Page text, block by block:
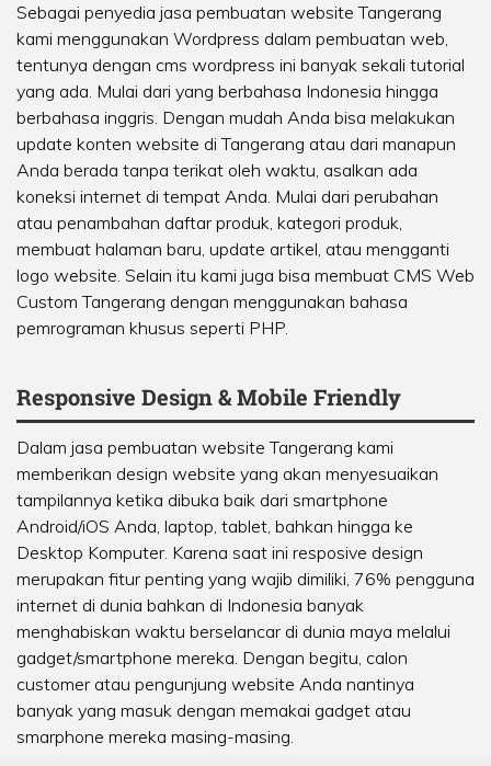
Sebagai penyedia jasa pembuatan website Tangerang
kami menggunakan Wordpress dalam pembuatan web,
tentunya dengan cms wordpress ini banyak sekali tutorial
yang ada. Mulai dari yang berbahasa Indonesia hingga
berbahasa inggris. Dengan mudah Anda bisa melakukan
update konten website di Tangerang atau dari manapun
Anda berada tanpa terikat oleh waktu, asalkan ada
koneksi internet di tempat Anda. Mulai dari perubahan
atau penambahan daftar produk, kategori produk,
membuat halaman baru, update artikel, atau mengganti
logo website. Selain itu kami juga bisa membuat CMS Web
Custom Tangerang dengan menggunakan bahasa
pemrograman khusus seperti PHP.
Responsive Design & Mobile Friendly
Dalam jasa pembuatan website Tangerang kami
memberikan design website yang akan menyesuaikan
tampilannya ketika dibuka baik dari smartphone
Android/iOS Anda, laptop, tablet, bahkan hingga ke
Desktop Komputer. Karena saat ini resposive design
merupakan fitur penting yang wajib dimiliki, 76% pengguna
internet di dunia bahkan di Indonesia banyak
menghabiskan waktu berselancar di dunia maya melalui
gadget/smartphone mereka. Dengan begitu, calon
customer atau pengunjung website Anda nantinya
banyak yang masuk dengan memakai gadget atau
smarphone mereka masing-masing.